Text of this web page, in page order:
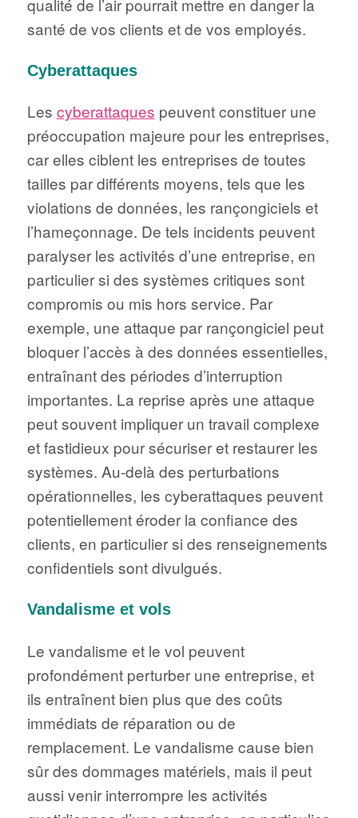
santé de vos clients et de vos employés.
Cyberattaques
Les cyberattaques peuvent constituer une
préoccupation majeure pour les entreprises,
car elles ciblent les entreprises de toutes
tailles par différents moyens, tels que les
violations de données, les rançongiciels et
l’hameçonnage. De tels incidents peuvent
paralyser les activités d’une entreprise, en
particulier si des systèmes critiques sont
compromis ou mis hors service. Par
exemple, une attaque par rançongiciel peut
bloquer l’accès à des données essentielles,
entraînant des périodes d’interruption
importantes. La reprise après une attaque
peut souvent impliquer un travail complexe
et fastidieux pour sécuriser et restaurer les
systèmes. Au-delà des perturbations
opérationnelles, les cyberattaques peuvent
potentiellement éroder la confiance des
clients, en particulier si des renseignements
confidentiels sont divulgués.
Vandalisme et vols
Le vandalisme et le vol peuvent
profondément perturber une entreprise, et
ils entraînent bien plus que des coûts
immédiats de réparation ou de
remplacement. Le vandalisme cause bien
sûr des dommages matériels, mais il peut
aussi venir interrompre les activités